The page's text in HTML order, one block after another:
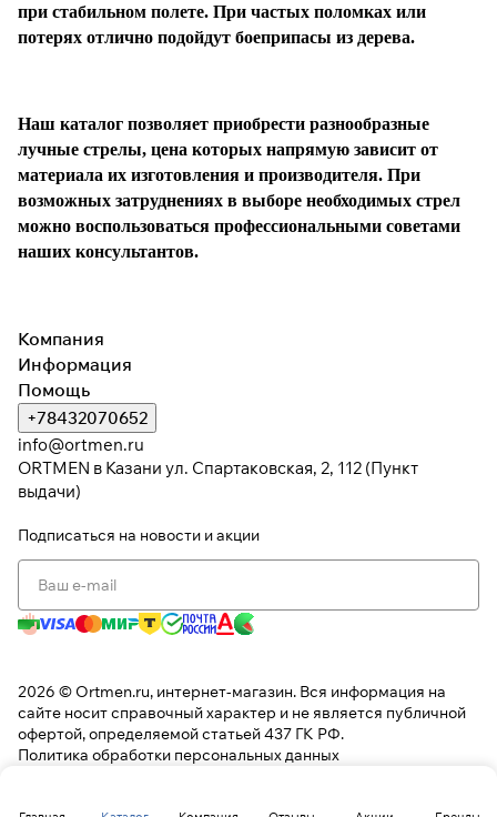
при стабильном полете. При частых поломках или
потерях отлично подойдут боеприпасы из дерева.
Наш каталог позволяет приобрести разнообразные
лучные стрелы, цена которых напрямую зависит от
материала их изготовления и производителя. При
возможных затруднениях в выборе необходимых стрел
можно воспользоваться профессиональными советами
наших консультантов.
Компания
Информация
Помощь
+78432070652
info@ortmen.ru
ORTMEN в Казани ул. Спартаковская, 2, 112 (Пункт
выдачи)
Подписаться на новости и акции
2026 © Ortmen.ru, интернет-магазин. Вся информация на
сайте носит справочный характер и не является публичной
офертой, определяемой статьей 437 ГК РФ.
Политика обработки персональных данных